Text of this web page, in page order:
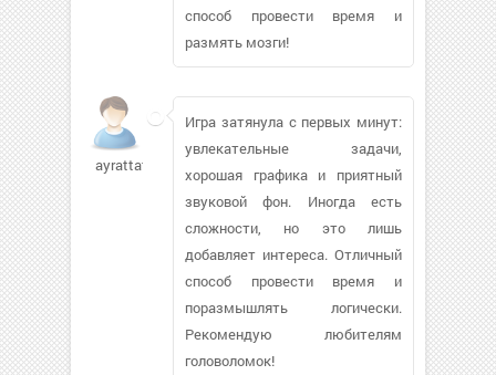
способ провести время и
размять мозги!
ayrattat
Игра затянула с первых минут:
увлекательные задачи,
хорошая графика и приятный
звуковой фон. Иногда есть
сложности, но это лишь
добавляет интереса. Отличный
способ провести время и
поразмышлять логически.
Рекомендую любителям
головоломок!